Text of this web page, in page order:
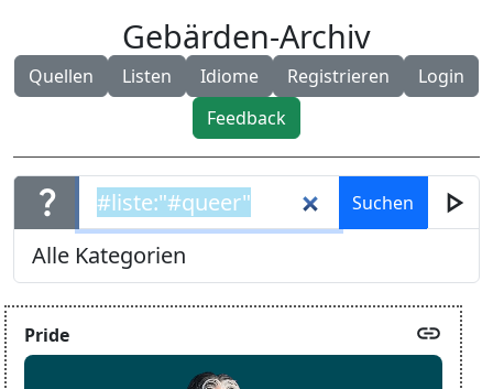
Gebärden-Archiv
Quellen Listen Idiome Registrieren
Login
Feedback
question_mark play_arrow
Pride link